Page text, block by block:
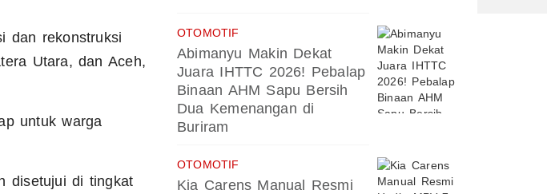
dan rekonstruksi
Utara, dan Aceh,
untuk warga
disetujui di tingkat
OTOMOTIF
Abimanyu Makin Dekat
Juara IHTTC 2026! Pebalap
Binaan AHM Sapu Bersih
Dua Kemenangan di
Buriram
OTOMOTIF
Kia Carens Manual Resmi